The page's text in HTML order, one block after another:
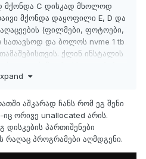
მქონდა C დისკად მხოლოდ
მქონდა დაყოფილი E, D და
(ფილმები, ფოტოები,
სათავსოდ და ბოლოს nvme 1 tb
ქლინ ინსტალის
მენეჯერში აჩვენებს რო
უნდა დავყო ეგენი ეგრედ
თუ საერთოდ წამეშალა მანდ
ინფორმაციის აღდგენა თუა
ჩემთვის. P.s
აშკარად ჩანს რომ ეგ შენი
იც ორივე unallocated არის.
პართიშენები
რაღაც პროგრამები აღმდგენი.